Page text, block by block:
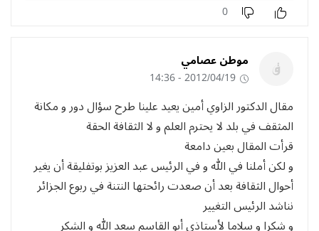
0
موطن عصامي
2012/04/19 - 14:36
مقال الدكتور الزاوي أمين يعيد علينا طرح سؤال دور و مكانة
المثقف في بلد لا يحترم العلم و لا الثقافة الحقة
قرأت المقال بعين دامعة
و لكن أملنا في الله و في الرئيس عبد العزيز بوتفليقة أن يغير
أحوال الثقافة بعد أن صعدت رائحتها النتنة في ربوع الجزائر
نناشد الرئيس التغيير
و شكرا و سلاما لأستاذي أبو القاسم سعد الله و الشكر